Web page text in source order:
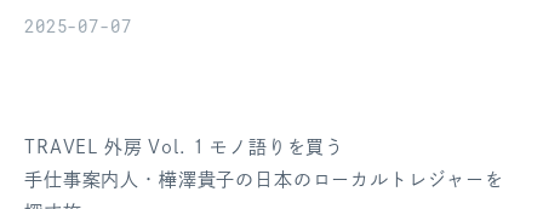
お気に入り
2025-07-07
TRAVEL 外房 Vol. 1 モノ語りを買う
手仕事案内人・樺澤貴子の日本のローカルトレジャーを